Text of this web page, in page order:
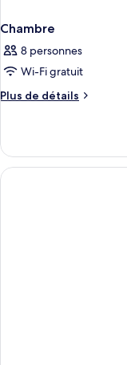
Chambre
8 personnes
Wi-Fi gratuit
Plus de détails
Plus
le
type
de